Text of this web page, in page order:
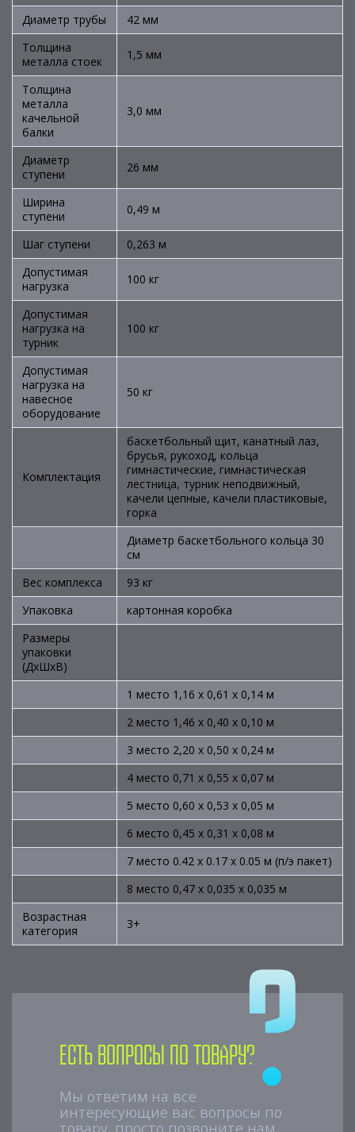
Диаметр трубы
42 мм
Толщина
металла стоек
1,5 мм
Толщина
металла
качельной
балки
3,0 мм
Диаметр
ступени
26 мм
Ширина
ступени
0,49 м
Шаг ступени
0,263 м
Допустимая
нагрузка
100 кг
Допустимая
нагрузка на
турник
100 кг
Допустимая
нагрузка на
навесное
оборудование
50 кг
Комплектация
баскетбольный щит, канатный лаз,
брусья, рукоход, кольца
гимнастические, гимнастическая
лестница, турник неподвижный,
качели цепные, качели пластиковые,
горка
Диаметр баскетбольного кольца 30
см
Вес комплекса
93 кг
Упаковка
картонная коробка
Размеры
упаковки
(ДхШхВ)
1 место 1,16 х 0,61 х 0,14 м
2 место 1,46 х 0,40 х 0,10 м
3 место 2,20 х 0,50 х 0,24 м
4 место 0,71 х 0,55 х 0,07 м
5 место 0,60 х 0,53 х 0,05 м
6 место 0,45 х 0,31 х 0,08 м
7 место 0.42 х 0.17 х 0.05 м (п/э пакет)
8 место 0,47 х 0,035 х 0,035 м
Возрастная
категория
3+
Есть вопросы по товару?
Мы ответим на все
интересующие вас вопросы по
товару, просто позвоните нам